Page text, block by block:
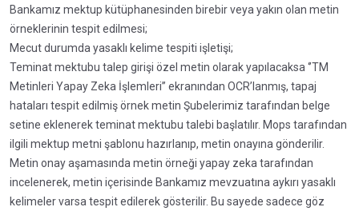
Bankamız mektup kütüphanesinden birebir veya yakın olan metin
örneklerinin tespit edilmesi;
Mecut durumda yasaklı kelime tespiti işletişi;
Teminat mektubu talep girişi özel metin olarak yapılacaksa ‘’TM
Metinleri Yapay Zeka İşlemleri’’ ekranından OCR’lanmış, tapaj
hataları tespit edilmiş örnek metin Şubelerimiz tarafından belge
setine eklenerek teminat mektubu talebi başlatılır. Mops tarafından
ilgili mektup metni şablonu hazırlanıp, metin onayına gönderilir.
Metin onay aşamasında metin örneği yapay zeka tarafından
incelenerek, metin içerisinde Bankamız mevzuatına aykırı yasaklı
kelimeler varsa tespit edilerek gösterilir. Bu sayede sadece göz